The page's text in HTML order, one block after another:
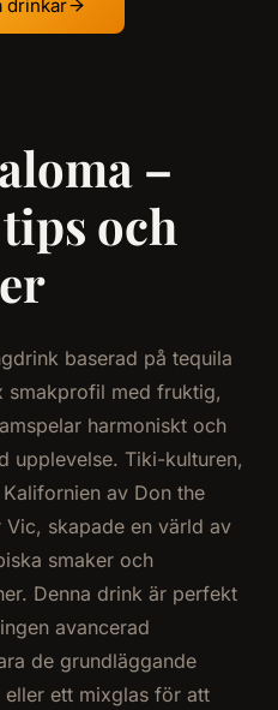
drinkar
–
och
baserad på tequila
smakprofil med fruktig,
harmoniskt och
upplevelse. Tiki-kulturen,
av Don the
skapade en värld av
smaker och
Denna drink är perfekt
avancerad
de grundläggande
ett mixglas för att